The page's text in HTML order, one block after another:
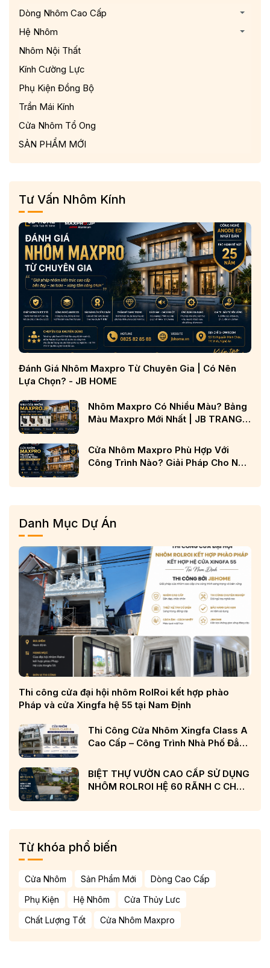
Dòng Nhôm Cao Cấp
Hệ Nhôm
Nhôm Nội Thất
Kính Cường Lực
Phụ Kiện Đồng Bộ
Trần Mái Kính
Cửa Nhôm Tổ Ong
SẢN PHẨM MỚI
Tư Vấn Nhôm Kính
Đánh Giá Nhôm Maxpro Từ Chuyên Gia | Có Nên
Lựa Chọn? - JB HOME
Nhôm Maxpro Có Nhiều Màu? Bảng
Màu Maxpro Mới Nhất | JB TRANG
Cửa Nhôm Maxpro Phù Hợp Với
Công Trình Nào? Giải Pháp Cho Nhà
Cấp
Danh Mục Dự Án
Thi công cửa đại hội nhôm RolRoi kết hợp phào
Pháp và cửa Xingfa hệ 55 tại Nam Định
Thi Công Cửa Nhôm Xingfa Class A
Cao Cấp – Công Trình Nhà Phố Đẳng
BIỆT THỰ VƯỜN CAO CẤP SỬ DỤNG
NHÔM ROLROI HỆ 60 RÃNH C CHÂU
Từ khóa phổ biến
Cửa Nhôm Sản Phẩm Mới
Dòng Cao Cấp
Phụ Kiện
Hệ Nhôm
Cửa Thủy Lưc
Chất Lượng Tốt
Cửa Nhôm Maxpro